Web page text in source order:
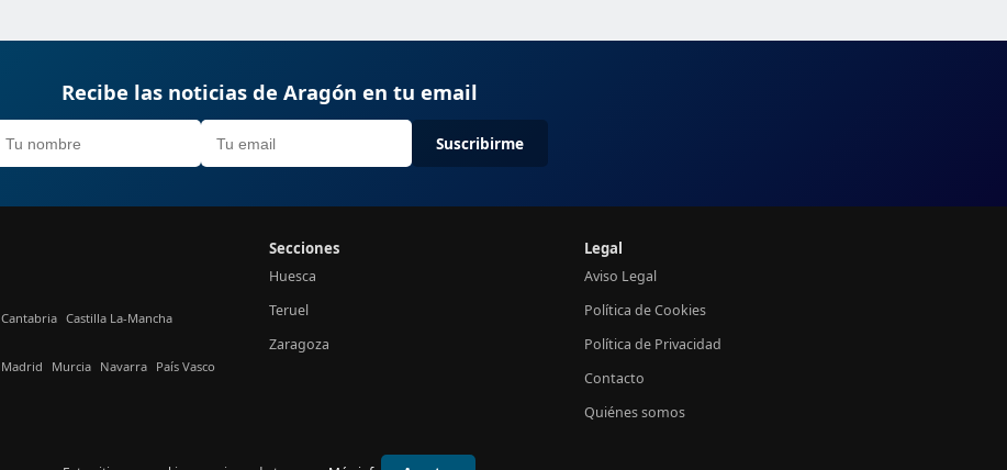
Recibe las noticias de Aragón en tu email
Suscribirme
Cantabria Castilla La-Mancha
Madrid Murcia Navarra País Vasco
Secciones
Huesca
Teruel
Zaragoza
Legal
Aviso Legal
Política de Cookies
Política de Privacidad
Contacto
Quiénes somos